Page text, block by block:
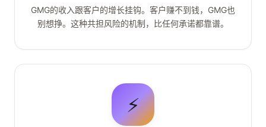
GMG的收入跟客户的增长挂钩。客户赚不到钱，GMG也
别想挣。这种共担风险的机制，比任何承诺都靠谱。
⚡